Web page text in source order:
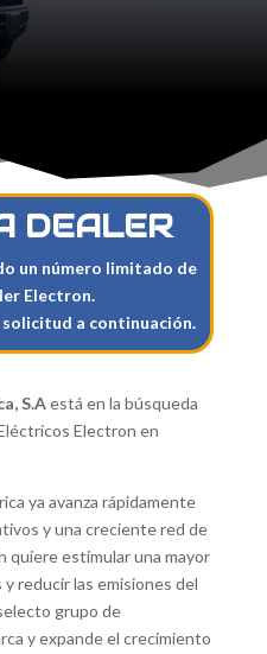
DEALER
un número limitado de
Electron.
solicitud a continuación.
S.Aestá en la búsqueda
Electron en
ya avanza rápidamente
y una creciente red de
quiere estimular una mayor
reducir las emisiones del
grupo de
y expande el crecimiento